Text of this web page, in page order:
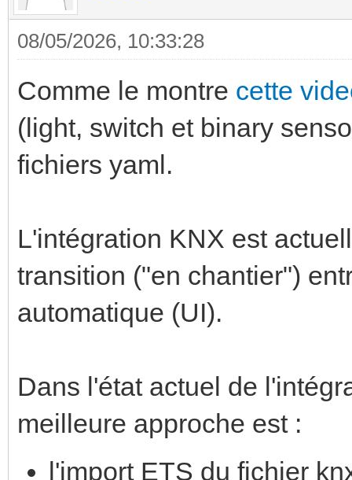
08/05/2026, 10:33:28
Comme le montre cette
(light, switch et binary
fichiers yaml.
L'intégration KNX est
transition ("en chantier")
automatique (UI).
Dans l'état actuel de
meilleure approche est :
l'import ETS du fichier